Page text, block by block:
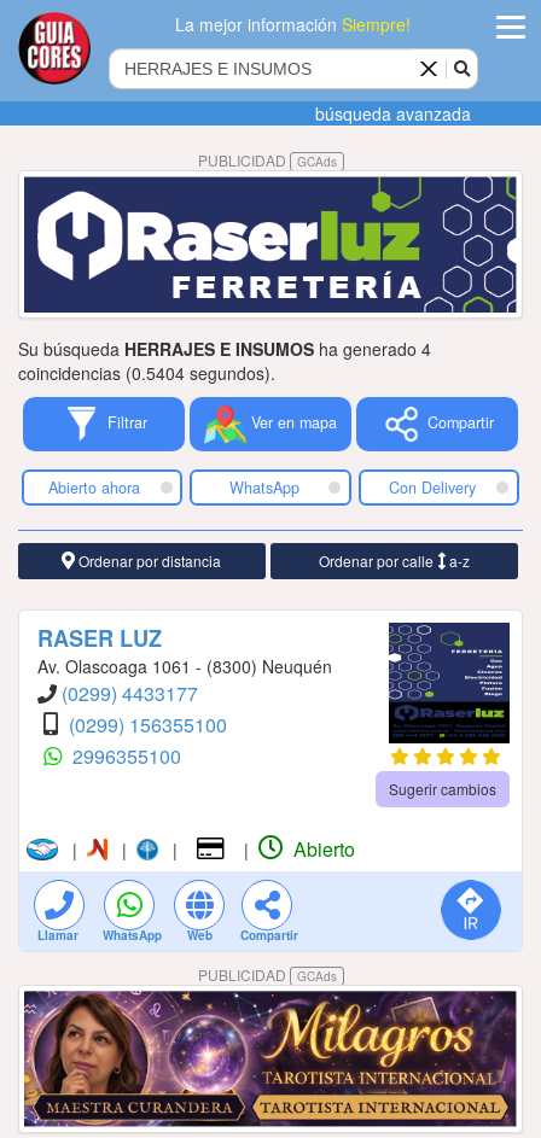
La mejor informaciónSiempre!
Agregar
empresa
Actualizar
datos
Publicidad
Tiendacores
Contactenos
búsqueda avanzada
PUBLICIDAD GCAds
Su búsqueda HERRAJES E INSUMOS ha generado 4
coincidencias (0.5404 segundos).
Filtrar Ver en mapa Compartir
Abierto ahora WhatsApp Con Delivery
Ordenar por distancia Ordenar por calle a-z
RASER LUZ
Av. Olascoaga 1061 - (8300) Neuquén
(0299) 4433177
(0299) 156355100
2996355100
Sugerir cambios
| | | | Abierto
Llamar WhatsApp Web Compartir
PUBLICIDAD GCAds